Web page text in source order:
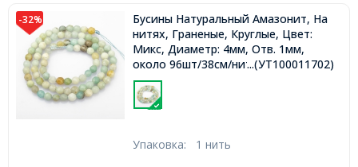
-32%
Бусины Натуральный Амазонит, На
нитях, Граненые, Круглые, Цвет:
Микс, Диаметр: 4мм, Отв. 1мм,
около 96шт/38см/нить,...(УТ100011702)
Упаковка: 1 нить